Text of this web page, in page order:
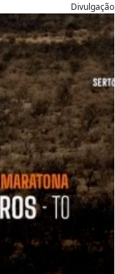
Divulgação